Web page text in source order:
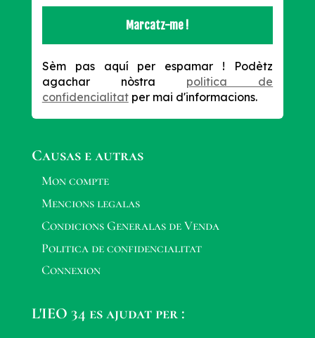
Sèm pas aquí per espamar !
Podètz
agachar nòstra politica de
confidencialitatper mai d'informacions.
Causas e autras
Mon compte
Mencions legalas
Condicions Generalas de Venda
Politica de confidencialitat
Connexion
L'IEO 34 es ajudat per :